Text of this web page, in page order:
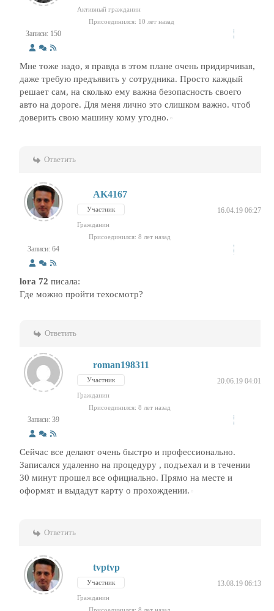
Записи: 150
Активный гражданин
Присоединился: 10 лет назад
Мне тоже надо, я правда в этом плане очень придирчивая,
даже требую предъявить у сотрудника. Просто каждый
решает сам, на сколько ему важна безопасность своего
авто на дороге. Для меня лично это слишком важно. чтоб
доверить свою машину кому угодно.
Ответить
Записи: 64
AK4167
Участник 16.04.19 06:27
Гражданин
Присоединился: 8 лет назад
lora 72 писала:
Где можно пройти техосмотр?
Ответить
Записи: 39
roman198311
Участник 20.06.19 04:01
Гражданин
Присоединился: 8 лет назад
Сейчас все делают очень быстро и профессионально.
Записался удаленно на процедуру , подъехал и в течении
30 минут прошел все официально. Прямо на месте и
оформят и выдадут карту о прохождении.
Ответить
tvptvp
Участник 13.08.19 06:13
Гражданин